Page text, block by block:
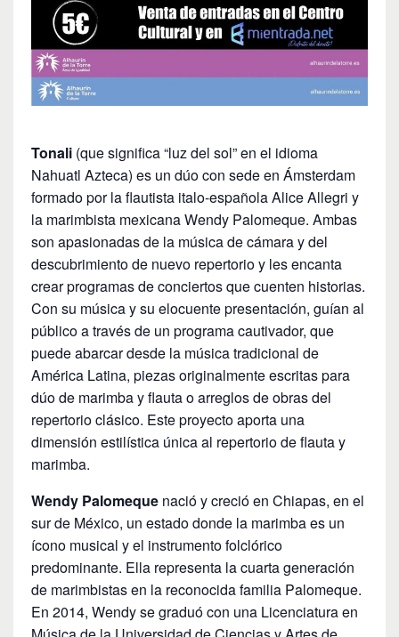
Tonali (que significa “luz del sol” en el idioma
Nahuatl Azteca) es un dúo con sede en Ámsterdam
formado por la flautista italo-española Alice Allegri y
la marimbista mexicana Wendy Palomeque. Ambas
son apasionadas de la música de cámara y del
descubrimiento de nuevo repertorio y les encanta
crear programas de conciertos que cuenten historias.
Con su música y su elocuente presentación, guían al
público a través de un programa cautivador, que
puede abarcar desde la música tradicional de
América Latina, piezas originalmente escritas para
dúo de marimba y flauta o arreglos de obras del
repertorio clásico. Este proyecto aporta una
dimensión estilística única al repertorio de flauta y
marimba.
Wendy Palomeque nació y creció en Chiapas, en el
sur de México, un estado donde la marimba es un
ícono musical y el instrumento folclórico
predominante. Ella representa la cuarta generación
de marimbistas en la reconocida familia Palomeque.
En 2014, Wendy se graduó con una Licenciatura en